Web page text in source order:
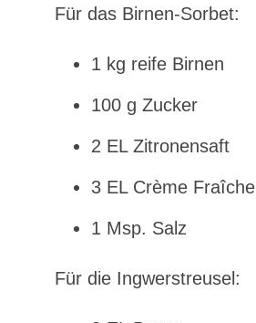
Für das Birnen-Sorbet:
1 kg reife Birnen
100 g Zucker
2 EL Zitronensaft
3 EL Crème Fraîche
1 Msp. Salz
Für die Ingwerstreusel: